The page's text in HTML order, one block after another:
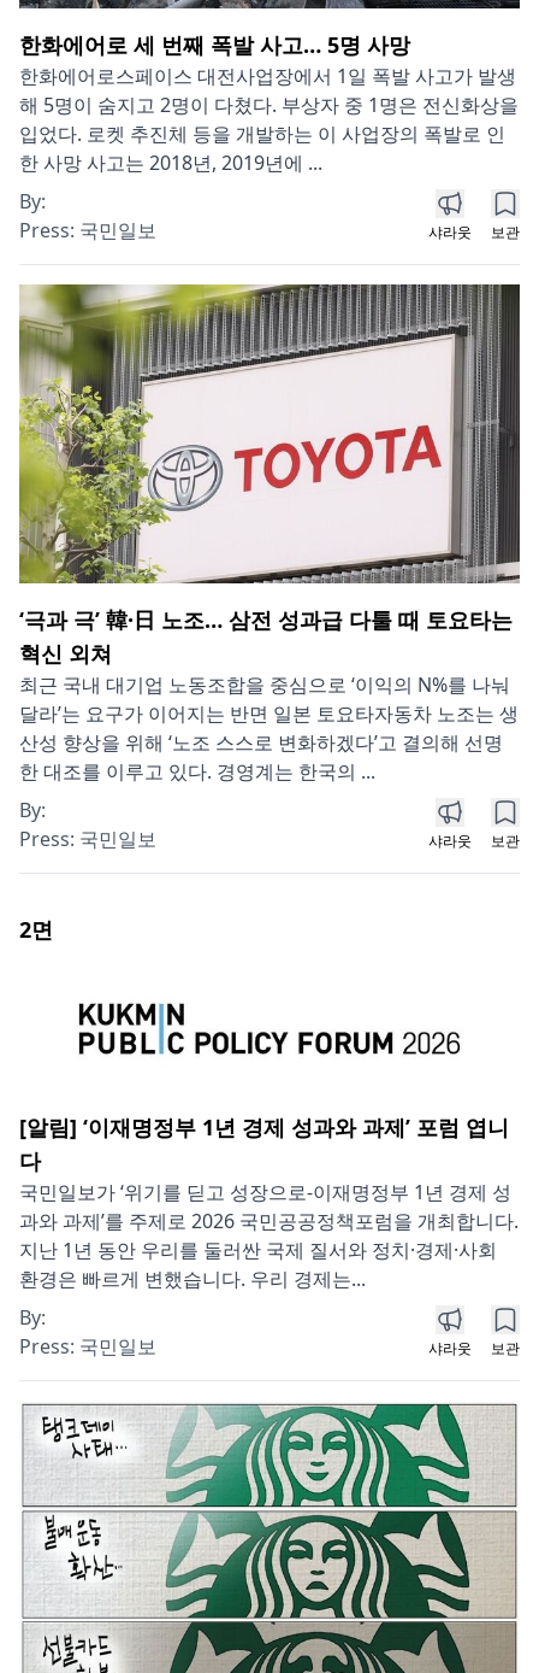
한화에어로 세 번째 폭발 사고… 5명 사망
한화에어로스페이스 대전사업장에서 1일 폭발 사고가 발생
해 5명이 숨지고 2명이 다쳤다. 부상자 중 1명은 전신화상을
입었다. 로켓 추진체 등을 개발하는 이 사업장의 폭발로 인
한 사망 사고는 2018년, 2019년에 ...
By:
Press: 국민일보 샤라웃 보관
‘극과 극’ 韓·日 노조… 삼전 성과급 다툴 때 토요타는
혁신 외쳐
최근 국내 대기업 노동조합을 중심으로 ‘이익의 N%를 나눠
달라’는 요구가 이어지는 반면 일본 토요타자동차 노조는 생
산성 향상을 위해 ‘노조 스스로 변화하겠다’고 결의해 선명
한 대조를 이루고 있다. 경영계는 한국의 ...
By:
Press: 국민일보 샤라웃 보관
2면
[알림] ‘이재명정부 1년 경제 성과와 과제’ 포럼 엽니
다
국민일보가 ‘위기를 딛고 성장으로-이재명정부 1년 경제 성
과와 과제’를 주제로 2026 국민공공정책포럼을 개최합니다.
지난 1년 동안 우리를 둘러싼 국제 질서와 정치·경제·사회
환경은 빠르게 변했습니다. 우리 경제는...
By:
Press: 국민일보 샤라웃 보관